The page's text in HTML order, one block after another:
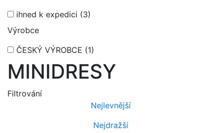
ihned k expedici (3)
Výrobce
ČESKÝ VÝROBCE (1)
MINIDRESY
Filtrování
Nejlevnější
Nejdražší